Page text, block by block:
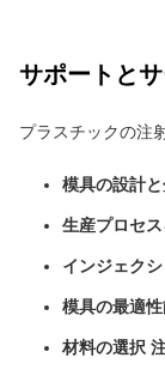
サポートと
プラスチックの注
模具の設計
生産プロセ
インジェク
模具の最適
材料の選択